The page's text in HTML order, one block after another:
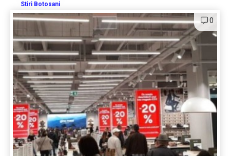
Stiri Botosani
0